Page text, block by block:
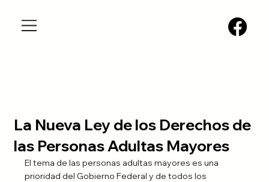
La Nueva Ley de los Derechos de
las Personas Adultas Mayores
El tema de las personas adultas mayores es una
prioridad del Gobierno Federal y de todos los